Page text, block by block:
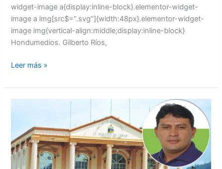
widget-image a{display:inline-block}.elementor-widget-
image a img[src$=”.svg”]{width:48px}.elementor-widget-
image img{vertical-align:middle;display:inline-block}
Hondumedios. Gilberto Ríos,
Leer más »
aseguró
que
JOH
lo